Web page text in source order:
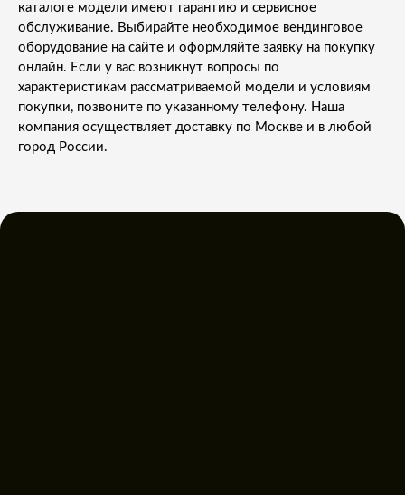
каталоге модели имеют гарантию и сервисное
обслуживание. Выбирайте необходимое вендинговое
оборудование на сайте и оформляйте заявку на покупку
онлайн. Если у вас возникнут вопросы по
характеристикам рассматриваемой модели и условиям
покупки, позвоните по указанному телефону. Наша
компания осуществляет доставку по Москве и в любой
город России.